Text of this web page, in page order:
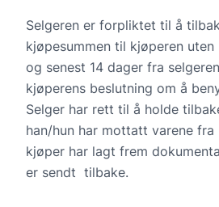
Selgeren er forpliktet til å
kjøpesummen til kjøperen
og senest 14 dager fra
kjøperens beslutning om å
Selger har rett til å holde
han/hun har mottatt varene
kjøper har lagt frem
er sendt tilbake.